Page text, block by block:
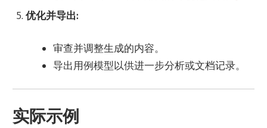
优化并导出:
审查并调整生成的内容。
导出用例模型以供进一步分析或文档记录。
实际示例